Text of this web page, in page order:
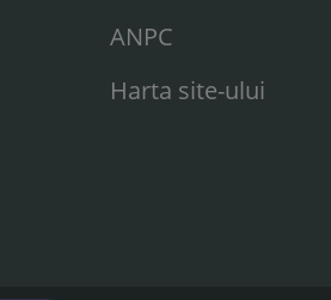
ANPC
Harta site-ului